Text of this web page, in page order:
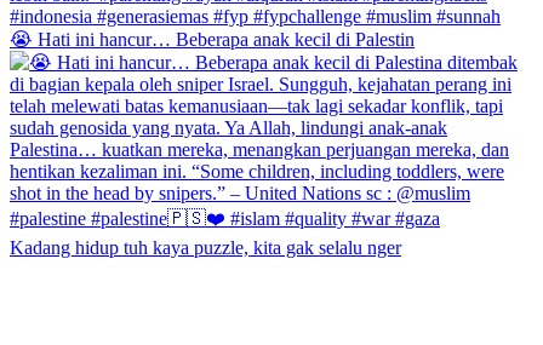
😭 Hati ini hancur… Beberapa anak kecil di Palestin
Kadang hidup tuh kaya puzzle, kita gak selalu nger